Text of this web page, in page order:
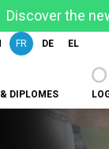
Discover the
FR DE EL
DIPLOMES